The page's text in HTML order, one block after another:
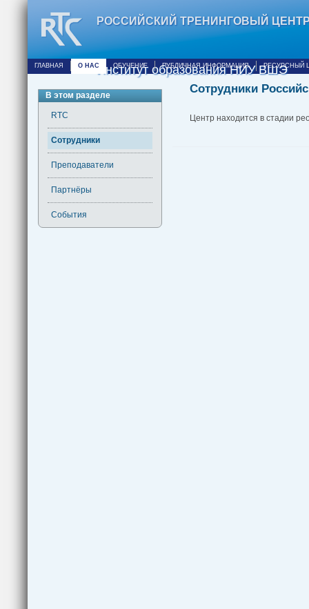
РОССИЙСКИЙ ТРЕНИНГОВЫЙ
Институт образования НИУ ВШЭ
ГЛАВНАЯ О НАС ОБУЧЕНИЕ ПУБЛИЧНАЯ ИНФОРМАЦИЯ РЕСУРСНЫЙ
В этом разделе
RTC
Сотрудники
Преподаватели
Партнёры
События
Сотрудники
Центр находится в стадии